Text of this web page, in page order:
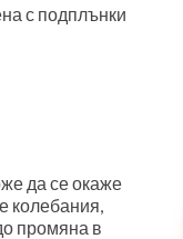
с подплънки
да се окаже
колебания,
промяна в